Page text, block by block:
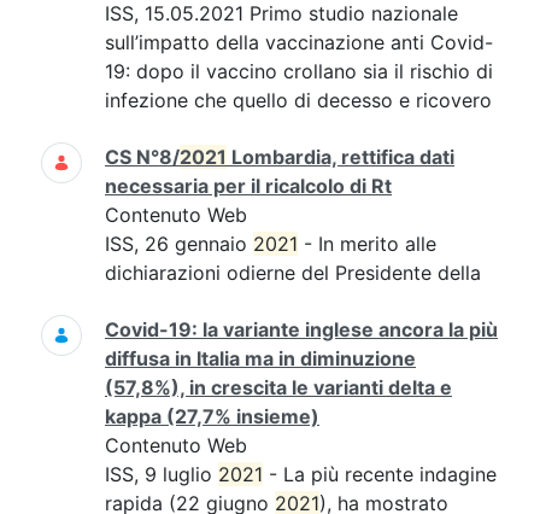
ISS, 15.05.2021 Primo studio nazionale
sull’impatto della vaccinazione anti Covid-
19: dopo il vaccino crollano sia il rischio di
infezione che quello di decesso e ricovero
CS N°8/2021 Lombardia, rettifica dati
necessaria per il ricalcolo di Rt
Contenuto Web
ISS, 26 gennaio 2021 - In merito alle
dichiarazioni odierne del Presidente della
Covid-19: la variante inglese ancora la più
diffusa in Italia ma in diminuzione
(57,8%), in crescita le varianti delta e
kappa (27,7% insieme)
Contenuto Web
ISS, 9 luglio 2021 - La più recente indagine
rapida (22 giugno 2021), ha mostrato